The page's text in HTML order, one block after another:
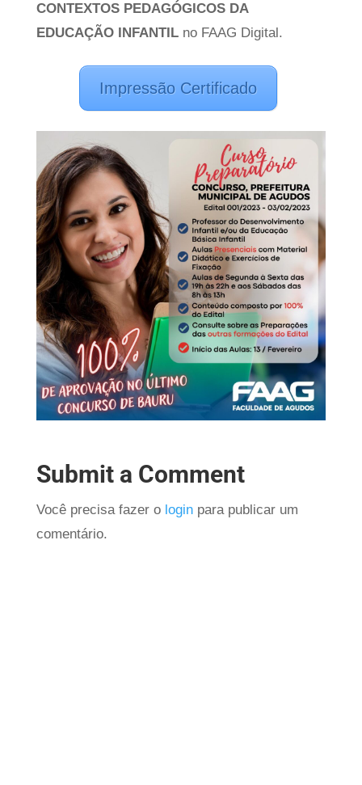
CONTEXTOS PEDAGÓGICOS DA
EDUCAÇÃO INFANTILno FAAG Digital.
Impressão Certificado
Submit a Comment
Você precisa fazer o loginpara publicar um
comentário.